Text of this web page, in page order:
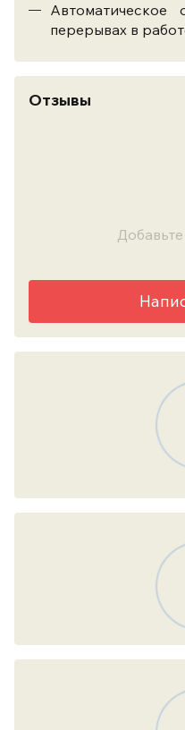
Автоматическое
перерывах в
Отзывы